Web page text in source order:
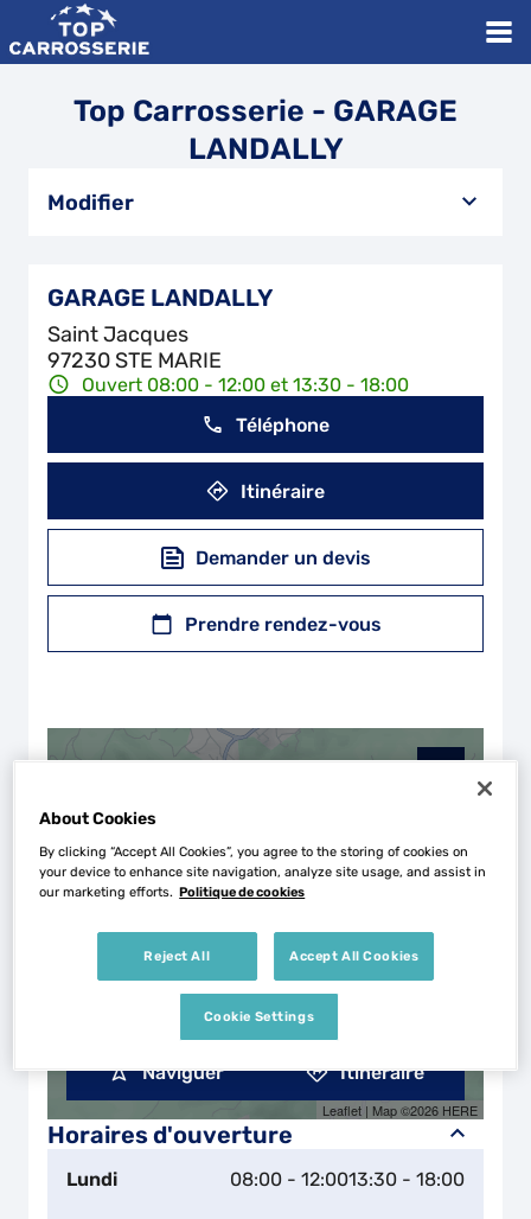
Top Carrosserie - GARAGE
LANDALLY
Modifier
GARAGE LANDALLY
Saint Jacques
97230 STE MARIE
Ouvert 08:00 - 12:00 et 13:30 - 18:00
Téléphone
Itinéraire
Demander un devis
Prendre rendez-vous
Horaires d'ouverture
Lundi 08:00 - 12:0013:30 - 18:00
+
Leaflet | Map ©2026 HERE
Naviguer Itinéraire
About Cookies
By clicking “Accept All Cookies”, you agree to the storing of cookies on
your device to enhance site navigation, analyze site usage, and assist in
our marketing efforts. Politique de cookies
Reject All Accept All Cookies
Cookie Settings